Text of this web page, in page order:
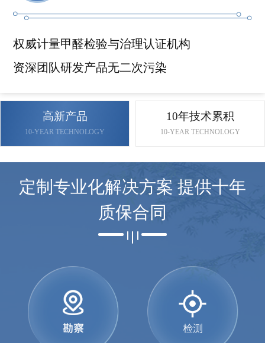
权威计量甲醛检验与治理认证机构
资深团队研发产品无二次污染
高新产品
10-YEAR TECHNOLOGY
10年技术累积
10-YEAR TECHNOLOGY
定制专业化解决方案 提供十年
质保合同